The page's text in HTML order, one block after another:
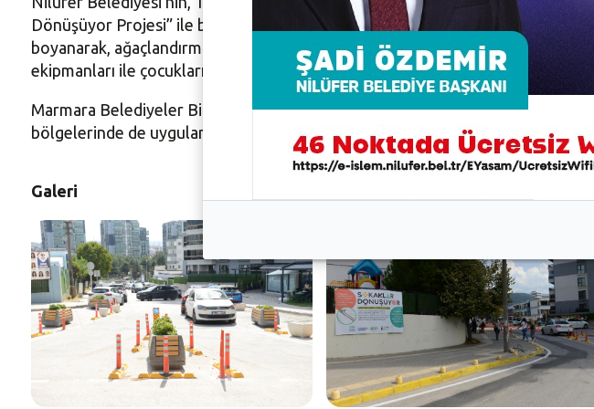
Dönüşüyor Projesi” ile bölgedeki trafiğin azaltılması ve yaya dostu bir hale
boyanarak, ağaçlandırma çalışmalarının yapılacağı sokak, çocuklar için
ekipmanları ile çocukların sosyalleşebileceği, velilerin de çocuklarını
Marmara Belediyeler Birliği’nin 2022’de başlattığı “Sokaklar Dönüşüyor
bölgelerinde de uygulanması planlanıyor.
Galeri